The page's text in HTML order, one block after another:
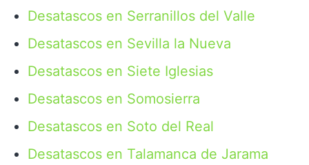
Desatascos en Serranillos del Valle
Desatascos en Sevilla la Nueva
Desatascos en Siete Iglesias
Desatascos en Somosierra
Desatascos en Soto del Real
Desatascos en Talamanca de Jarama